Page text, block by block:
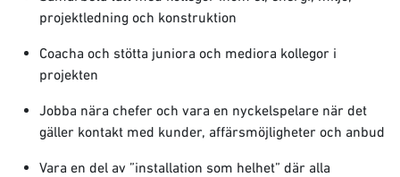
projektledning och konstruktion
Coacha och stötta juniora och mediora kollegor i
projekten
Jobba nära chefer och vara en nyckelspelare när det
gäller kontakt med kunder, affärsmöjligheter och anbud
Vara en del av ”installation som helhet” där alla